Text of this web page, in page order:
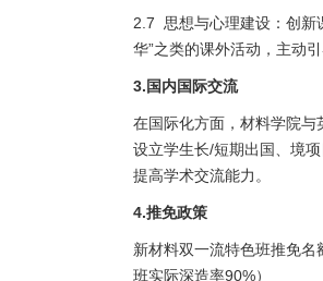
2.7 思想与心理建设：创
华”之类的课外活动，主动
3.国内国际交流
在国际化方面，材料学院与
设立学生长/短期出国、境
提高学术交流能力。
4.推免政策
新材料双一流特色班推免
班实际深造率90%）